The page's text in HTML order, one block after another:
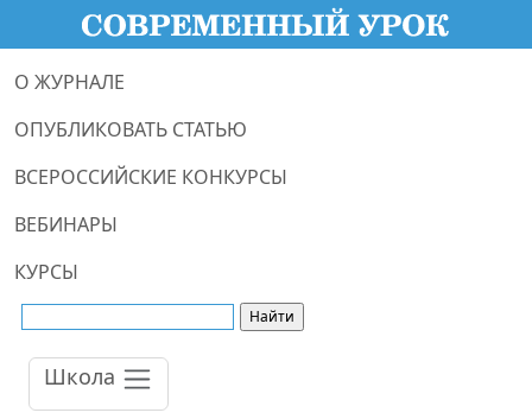
О ЖУРНАЛЕ
ОПУБЛИКОВАТЬ СТАТЬЮ
ВСЕРОССИЙСКИЕ КОНКУРСЫ
ВЕБИНАРЫ
КУРСЫ
Школа